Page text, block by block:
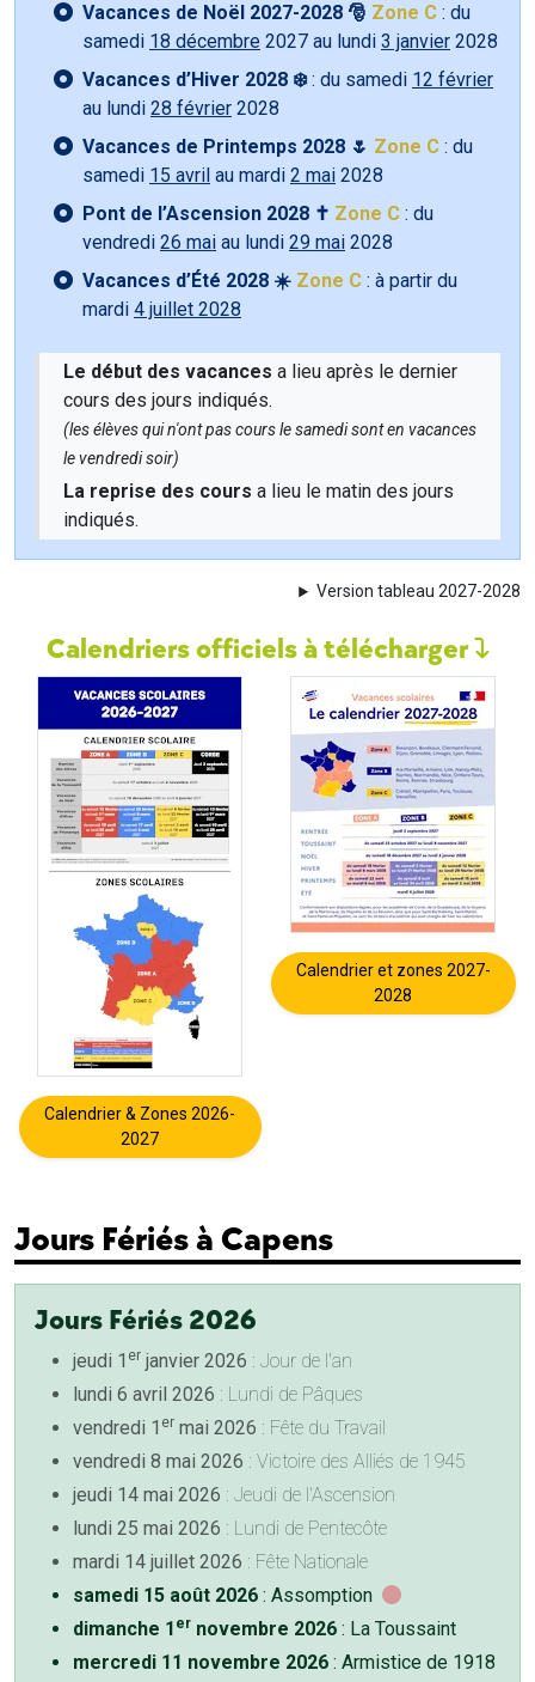
Vacances de Noël 2027-2028 🎅 Zone C : du
samedi 18 décembre 2027 au lundi 3 janvier 2028
Vacances d’Hiver 2028 ❄️: du samedi 12 février
au lundi 28 février 2028
Vacances de Printemps 2028 🌷 Zone C : du
samedi 15 avril au mardi 2 mai 2028
Pont de l’Ascension 2028 ✝️ Zone C : du
vendredi 26 mai au lundi 29 mai 2028
Vacances d’Été 2028 ☀️ Zone C : à partir du
mardi 4 juillet 2028
Le début des vacances a lieu après le dernier
cours des jours indiqués.
(les élèves qui n'ont pas cours le samedi sont en vacances
le vendredi soir)
La reprise des cours a lieu le matin des jours
indiqués.
Version tableau 2027-2028
Calendriers officiels à télécharger
Calendrier & Zones 2026-
2027
Calendrier et zones 2027-
2028
Jours Fériés à Capens
Jours Fériés 2026
jeudi 1 er janvier 2026 : Jour de l'an
lundi 6 avril 2026 : Lundi de Pâques
vendredi 1 er mai 2026 : Fête du Travail
vendredi 8 mai 2026 : Victoire des Alliés de 1945
jeudi 14 mai 2026 : Jeudi de l'Ascension
lundi 25 mai 2026 : Lundi de Pentecôte
mardi 14 juillet 2026 : Fête Nationale
samedi 15 août 2026 : Assomption
dimanche 1 er novembre 2026 : La Toussaint
mercredi 11 novembre 2026 : Armistice de 1918